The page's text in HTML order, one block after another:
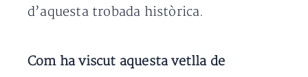
d’aquesta trobada històrica.
Com ha viscut aquesta vetlla de